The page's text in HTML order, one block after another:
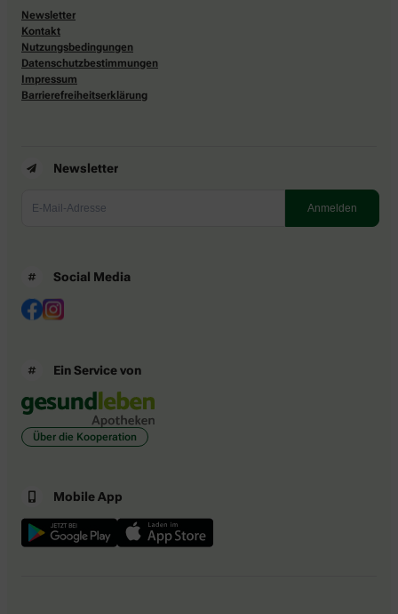
Newsletter
Kontakt
Nutzungsbedingungen
Datenschutzbestimmungen
Impressum
Barrierefreiheitserklärung
Newsletter
Social Media
Ein Service von
Über die Kooperation
Mobile App